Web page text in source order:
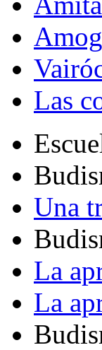
Las
Una
La
La